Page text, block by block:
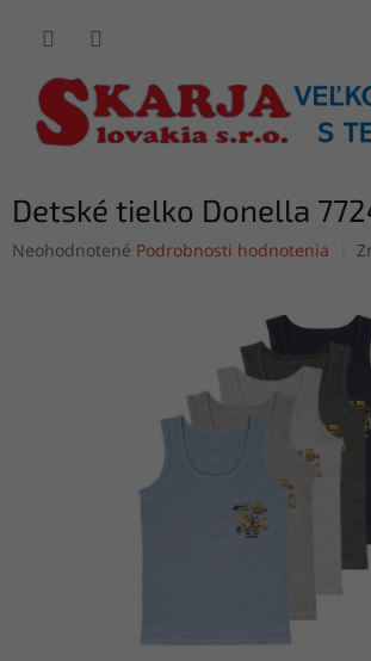
Detské tielko Donella
Priemerné
Neohodnotené Podrobnosti hodnotenia